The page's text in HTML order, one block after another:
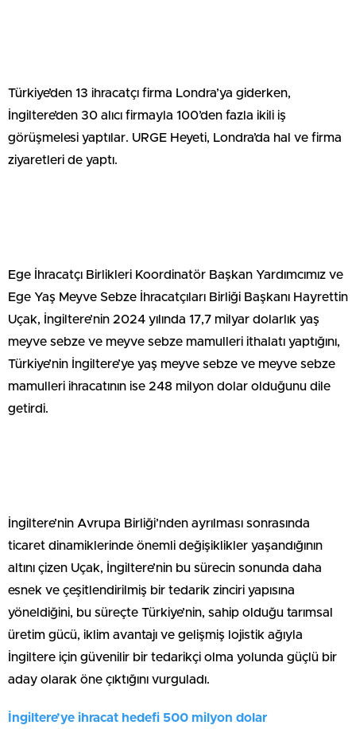
Türkiye’den 13 ihracatçı firma Londra’ya giderken,
İngiltere’den 30 alıcı firmayla 100’den fazla ikili iş
görüşmelesi yaptılar. URGE Heyeti, Londra’da hal ve firma
ziyaretleri de yaptı.
Ege İhracatçı Birlikleri Koordinatör Başkan Yardımcımız ve
Ege Yaş Meyve Sebze İhracatçıları Birliği Başkanı Hayrettin
Uçak, İngiltere’nin 2024 yılında 17,7 milyar dolarlık yaş
meyve sebze ve meyve sebze mamulleri ithalatı yaptığını,
Türkiye’nin İngiltere’ye yaş meyve sebze ve meyve sebze
mamulleri ihracatının ise 248 milyon dolar olduğunu dile
getirdi.
İngiltere’nin Avrupa Birliği’nden ayrılması sonrasında
ticaret dinamiklerinde önemli değişiklikler yaşandığının
altını çizen Uçak, İngiltere’nin bu sürecin sonunda daha
esnek ve çeşitlendirilmiş bir tedarik zinciri yapısına
yöneldiğini, bu süreçte Türkiye’nin, sahip olduğu tarımsal
üretim gücü, iklim avantajı ve gelişmiş lojistik ağıyla
İngiltere için güvenilir bir tedarikçi olma yolunda güçlü bir
aday olarak öne çıktığını vurguladı.
İngiltere’ye ihracat hedefi 500 milyon dolar